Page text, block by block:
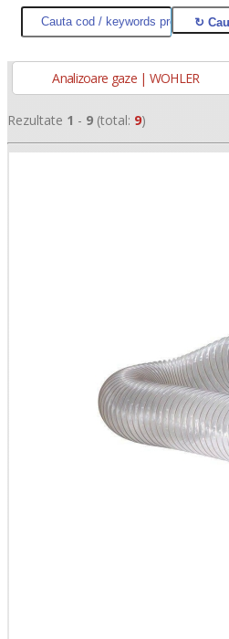
@
Analizoare gaze | WOHLER
Rezultate 1 - 9 (total: 9)